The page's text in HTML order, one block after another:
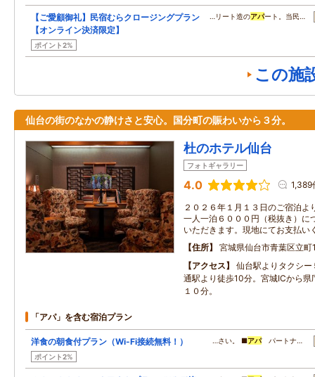
【ご愛顧御礼】民宿むらクロージングプラン
【オンライン決済限定】
ポイント2%
…リート造のアパート。当民…
この施
仙台の街のなかの静けさと安心。国分町の賑わいから３分。
杜のホテル仙台
フォトギャラリー
4.0 1,389
２０２６年１月１３日のご宿泊よ
一人一泊６０００円（税抜き）に
いただきます。現地にてお支払い
住所
宮城県仙台市青葉区立
アクセス
仙台駅よりタクシ
通駅より徒歩10分。宮城ICから県
１０分。
「アパ」を含む宿泊プラン
洋食の朝食付プラン（Wi-Fi接続無料！）
ポイント2%
…さい。 ■アパパートナ…